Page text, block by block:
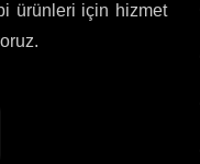
ürünleri için hizmet